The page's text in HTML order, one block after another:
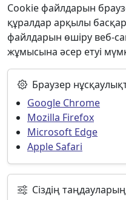
Cookie файлдарын
құралдар арқылы
файлдарын өшіру веб-
жұмысына әсер етуі
Браузер
Google Chrome
Mozilla Firefox
Microsoft Edge
Apple Safari
Сіздің